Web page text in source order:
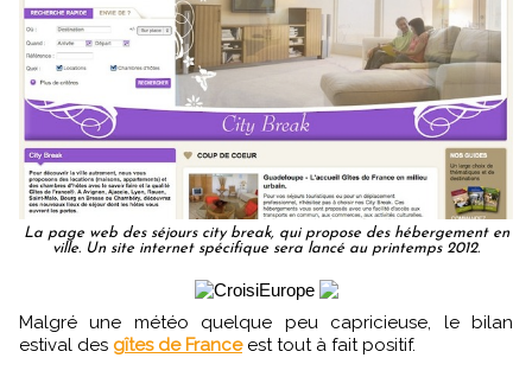
La page web des séjours city break, qui propose des hébergement en
ville. Un site internet spécifique sera lancé au printemps 2012.
Malgré une météo quelque peu capricieuse, le bilan
estival des gîtes de Franceest tout à fait positif.